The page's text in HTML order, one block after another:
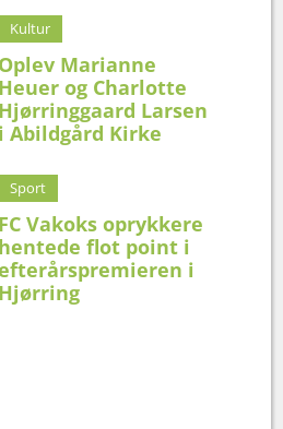
Kultur
Oplev Marianne
Heuer og Charlotte
Hjørringgaard Larsen
i Abildgård Kirke
Sport
FC Vakoks oprykkere
hentede flot point i
i
Hjørring